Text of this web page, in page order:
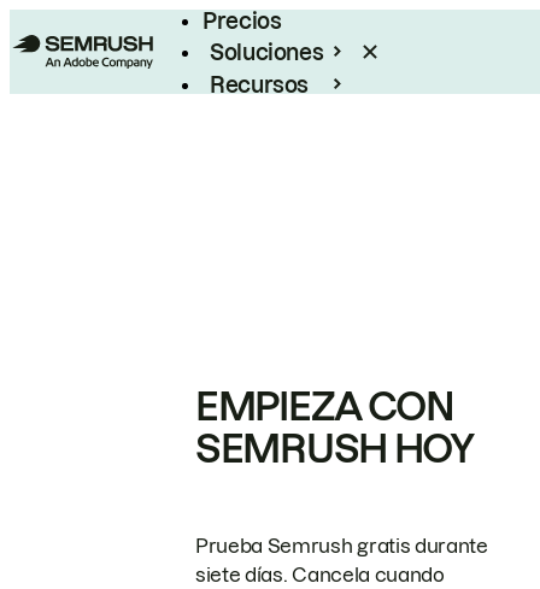
Precios
Soluciones
Recursos
EMPIEZA CON
SEMRUSH HOY
Prueba Semrush gratis durante
siete días. Cancela cuando